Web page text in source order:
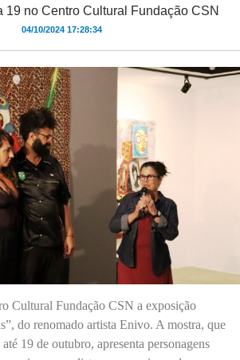
19 no Centro Cultural Fundação CSN
04/10/2024 17:28:34
Cultural Fundação CSN a exposição
do renomado artista Enivo. A mostra, que
19 de outubro, apresenta personagens